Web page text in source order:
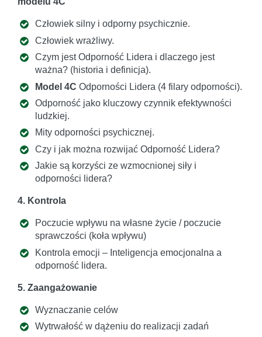
Człowiek silny i odporny psychicznie.
Człowiek wrażliwy.
Czym jest Odporność Lidera i dlaczego jest
ważna? (historia i definicja).
Model 4C Odporności Lidera (4 filary odporności).
Odporność jako kluczowy czynnik efektywności
ludzkiej.
Mity odporności psychicznej.
Czy i jak można rozwijać Odporność Lidera?
Jakie są korzyści ze wzmocnionej siły i
odporności lidera?
4. Kontrola
Poczucie wpływu na własne życie / poczucie
sprawczości (koła wpływu)
Kontrola emocji – Inteligencja emocjonalna a
odporność lidera.
5. Zaangażowanie
Wyznaczanie celów
Wytrwałość w dążeniu do realizacji zadań